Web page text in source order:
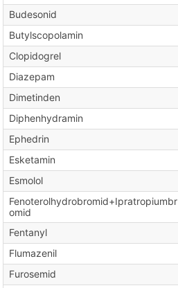
Budesonid
Butylscopolamin
Clopidogrel
Diazepam
Dimetinden
Diphenhydramin
Ephedrin
Esketamin
Esmolol
Fenoterolhydrobromid+Ipratropiumbr
omid
Fentanyl
Flumazenil
Furosemid